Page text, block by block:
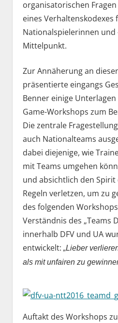
organisatorischen
eines Verhaltenskodexes
Nationalspielerinnen und
Mittelpunkt.
Zur Annäherung an
präsentierte eingangs
Benner einige
Game-Workshops zum
Die zentrale
auch Nationalteams
dabei diejenige, wie
mit Teams umgehen
und absichtlich den
Regeln verletzen, um zu
des folgenden
Verständnis des „Teams
innerhalb DFV und UA
entwickelt: „Lieber
als mit unfairen zu
Auftakt des Workshops